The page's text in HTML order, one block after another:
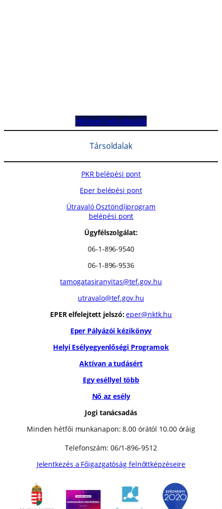
Hírlevél feliratkozás
Társoldalak
PKR belépési pont
Eper belépési pont
Útravaló Ösztöndíjprogram
belépési pont
Ügyfélszolgálat:
06-1-896-9540
06-1-896-9536
tamogatasiranyitas@tef.gov.hu
utravalo@tef.gov.hu
EPER elfelejtett jelszó: eper@nktk.hu
Eper Pályázói kézikönyv
Helyi Esélyegyenlőségi Programok
Aktívan a tudásért
Egy eséllyel több
Nő az esély
Jogi tanácsadás
Minden hétfői munkanapon: 8.00 órától 10.00 óráig
Telefonszám: 06/1-896-9512
Jelentkezés a Főigazgatóság felnőttképzéseire